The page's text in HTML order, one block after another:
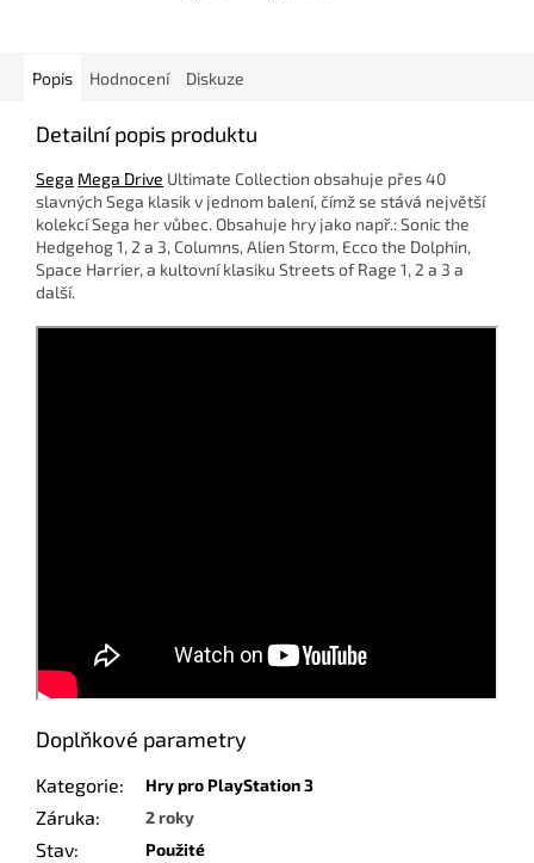
Popis Hodnocení Diskuze
Detailní popis produktu
Sega Mega Drive Ultimate Collection obsahuje přes 40
slavných Sega klasik v jednom balení, čímž se stává největší
kolekcí Sega her vůbec. Obsahuje hry jako např.: Sonic the
Hedgehog 1, 2 a 3, Columns, Alien Storm, Ecco the Dolphin,
Space Harrier, a kultovní klasiku Streets of Rage 1, 2 a 3 a
další.
Doplňkové parametry
Kategorie: Hry pro PlayStation 3
Záruka: 2 roky
Stav: Použité